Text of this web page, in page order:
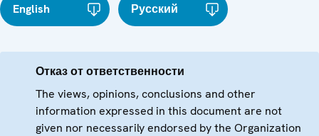
English Русский
Отказ от ответственности
The views, opinions, conclusions and other
information expressed in this document are not
given nor necessarily endorsed by the Organization